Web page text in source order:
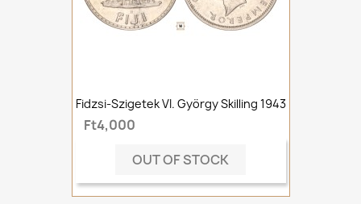
Fidzsi-Szigetek VI. György Skilling 1943
Ft4,000
OUT OF STOCK